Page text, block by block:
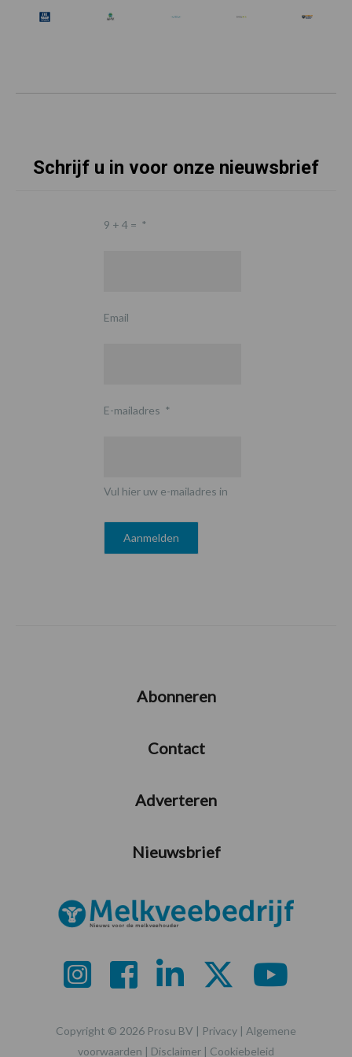
Schrijf u in voor onze nieuwsbrief
9 + 4 = *
Email
E-mailadres *
Vul hier uw e-mailadres in
Abonneren
Contact
Adverteren
Nieuwsbrief
Copyright © 2026 Prosu BV | Privacy | Algemene
voorwaarden | Disclaimer | Cookiebeleid